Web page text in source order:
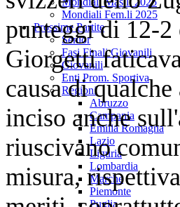
Mondiali Fem.li 2025
Prossime Partite
Senior
Fasi Finali Giovanili
Giovanili
Enti Prom. Sportiva
Regioni
Abruzzo
Campania
Emilia Romagna
Lazio
Liguria
Lombardia
Marche
Piemonte
Puglia
punteggi di 12-2
Giorgetti
causa di
inciso anche
riuscivano
misura,